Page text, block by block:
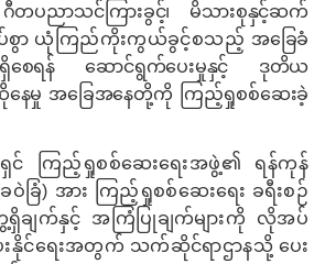
ဂီတပညာသင်ကြားခွင့်၊ မိသားစုနှင့်ဆက်
ာယုံကြည်ကိုးကွယ်ခွင့်စသည့် အခြေခံ
ရရှိစေရန် ဆောင်ရွက်ပေးမှုနှင့် ဒုတိယ
ဆိုနေမှု အခြေအနေတို့ကို ကြည့်ရှုစစ်ဆေးခဲ့
င် ကြည့်ရှုစစ်ဆေးရေးအဖွဲ့၏ ရန်ကုန်
ဝဲခြံ) အား ကြည့်ရှုစစ်ဆေးရေး ခရီးစဉ်
ချက်နှင့် အကြံပြုချက်များကို လိုအပ်
နိုင်‌ရေးအတွက် သက်ဆိုင်ရာဌာနသို့ ပေး